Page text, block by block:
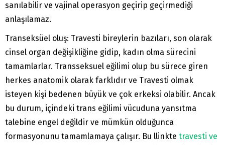
sanılabilir ve vajinal operasyon geçirip geçirmediği
anlaşılamaz.
Transeksüel oluş: Travesti bireylerin bazıları, son olarak
cinsel organ değişikliğine gidip, kadın olma sürecini
tamamlarlar. Transseksuel eğilimi olup bu sürece giren
herkes anatomik olarak farklıdır ve Travesti olmak
isteyen kişi bedenen büyük ve çok erkeksi olabilir. Ancak
bu durum, içindeki trans eğilimi vücuduna yansıtma
talebine engel değildir ve mümkün olduğunca
formasyonunu tamamlamaya çalışır. Bu llinkte travesti ve